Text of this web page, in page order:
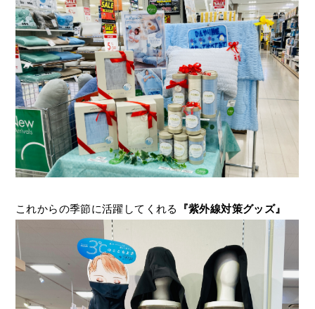
これからの季節に活躍してくれる 『紫外線対策グッズ』